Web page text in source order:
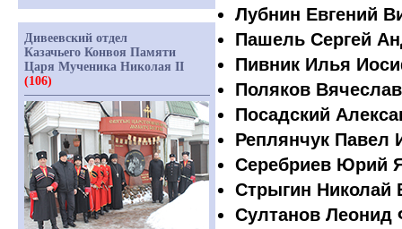
Лубнин Евгений
Пашель Сергей
Пивник Илья
Поляков
Посадский
Реплянчук Павел
Серебриев Юрий
Стрыгин Николай
Султанов Леонид
Дивеевский отдел
Казачьего Конвоя Памяти
Царя Мученика Николая II
(106)